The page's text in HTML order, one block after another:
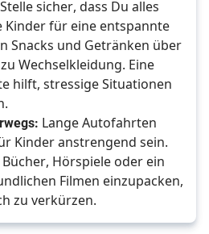
Stelle sicher, dass Du alles
Kinder für eine entspannte
Snacks und Getränken über
Wechselkleidung. Eine
hilft, stressige Situationen
Lange Autofahrten
Kinder anstrengend sein.
Hörspiele oder ein
Filmen einzupacken,
zu verkürzen.